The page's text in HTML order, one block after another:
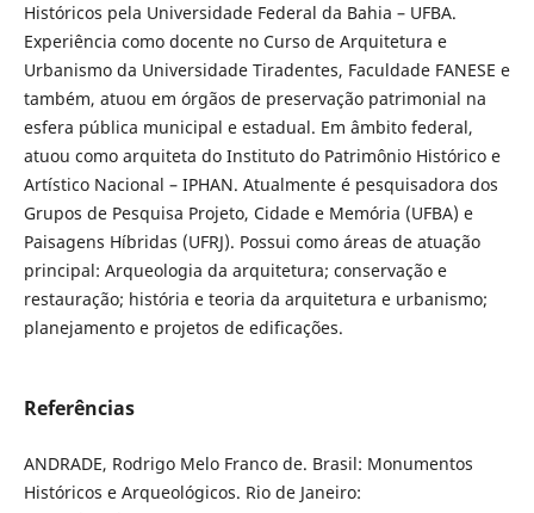
Históricos pela Universidade Federal da Bahia – UFBA.
Experiência como docente no Curso de Arquitetura e
Urbanismo da Universidade Tiradentes, Faculdade FANESE e
também, atuou em órgãos de preservação patrimonial na
esfera pública municipal e estadual. Em âmbito federal,
atuou como arquiteta do Instituto do Patrimônio Histórico e
Artístico Nacional – IPHAN. Atualmente é pesquisadora dos
Grupos de Pesquisa Projeto, Cidade e Memória (UFBA) e
Paisagens Híbridas (UFRJ). Possui como áreas de atuação
principal: Arqueologia da arquitetura; conservação e
restauração; história e teoria da arquitetura e urbanismo;
planejamento e projetos de edificações.
Referências
ANDRADE, Rodrigo Melo Franco de. Brasil: Monumentos
Históricos e Arqueológicos. Rio de Janeiro: